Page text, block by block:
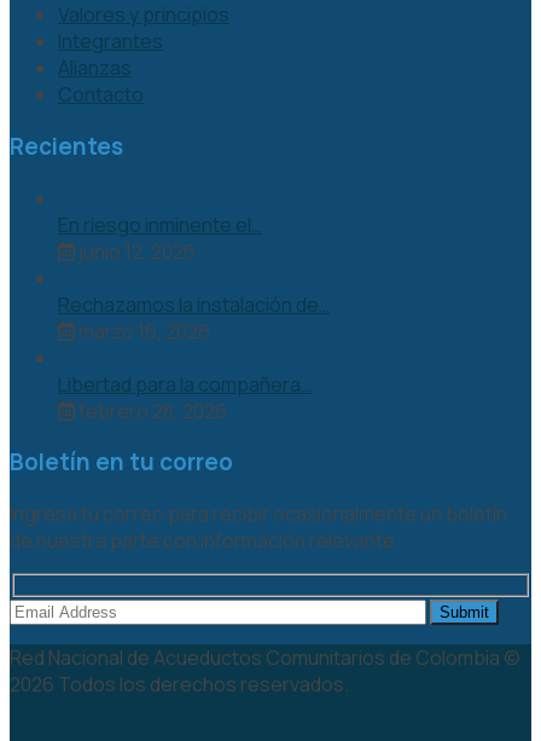
Valores y principios
Integrantes
Alianzas
Contacto
Recientes
En riesgo inminente el…
junio 12, 2026
Rechazamos la instalación de…
marzo 16, 2026
Libertad para la compañera…
febrero 28, 2026
Boletín en tu correo
Ingresa tu correo para recibir ocasionalmente un boletín
de nuestra parte con información relevante.
Red Nacional de Acueductos Comunitarios de Colombia ©
2026 Todos los derechos reservados.